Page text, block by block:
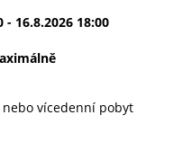
- 16.8.2026 18:00
vícedenní pobyt